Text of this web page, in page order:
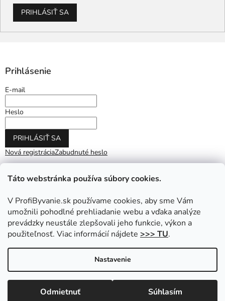
Táto webstránka používa súbory cookies.
V ProfiByvanie.sk používame cookies, aby sme Vám
umožnili pohodlné prehliadanie webu a vďaka analýze
prevádzky neustále zlepšovali jeho funkcie, výkon a
použiteľnosť. Viac informácií nájdete >>> TU.
Nastavenie
Odmietnuť Súhlasím
PRIHLÁSIŤ SA
Prihlásenie
E-mail
Heslo
PRIHLÁSIŤ SA
Nová registráciaZabudnuté heslo
Copyright 2026ProfiByvanie.sk. Všetky práva vyhradené.
Upraviť nastavenie cookies